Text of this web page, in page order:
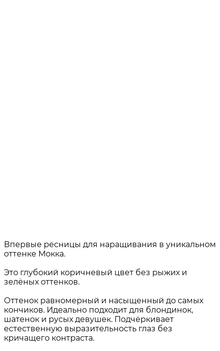
Впервые ресницы для наращивания в уникальном
оттенке Мокка.
Это глубокий коричневый цвет без рыжих и
зелёных оттенков.
Оттенок равномерный и насыщенный до самых
кончиков. Идеально подходит для блондинок,
шатенок и русых девушек. Подчёркивает
естественную выразительность глаз без
кричащего контраста.